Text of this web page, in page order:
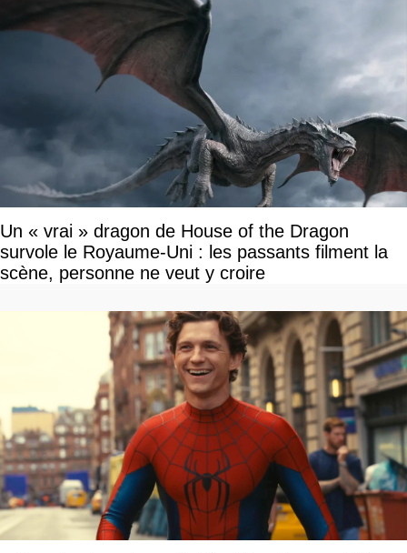
Un « vrai » dragon de House of the Dragon
survole le Royaume-Uni : les passants filment la
scène, personne ne veut y croire